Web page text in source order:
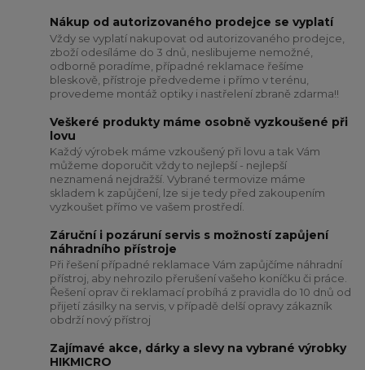
Nákup od autorizovaného prodejce se vyplatí
Vždy se vyplatí nakupovat od autorizovaného prodejce,
zboží odesíláme do 3 dnů, neslibujeme nemožné,
odborně poradíme, případné reklamace řešíme
bleskově, přístroje předvedeme i přímo v terénu,
provedeme montáž optiky i nastřelení zbraně zdarma!!
Veškeré produkty máme osobně vyzkoušené při
lovu
Každý výrobek máme vzkoušený při lovu a tak Vám
můžeme doporučit vždy to nejlepší - nejlepší
neznamená nejdražší. Vybrané termovize máme
skladem k zapůjčení, lze si je tedy před zakoupením
vyzkoušet přímo ve vašem prostředí.
Záruční i pozáruní servis s možností zapůjení
náhradního přístroje
Při řešení případné reklamace Vám zapůjčíme náhradní
přístroj, aby nehrozilo přerušení vašeho koníčku či práce.
Řešení oprav či reklamací probíhá z pravidla do 10 dnů od
přijetí zásilky na servis, v případě delší opravy zákazník
obdrží nový přístroj
Zajímavé akce, dárky a slevy na vybrané výrobky
HIKMICRO